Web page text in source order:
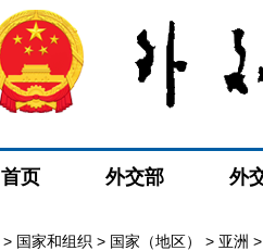
首页 外交部 外
> 国家和组织 > 国家（地区） > 亚洲 >